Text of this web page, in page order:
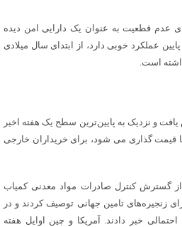
عدم قطعیت به عنوان یک دارایی امن دیده
عملکرد خوبی دارد، از ابتدای سال میلادی
۰.۱ درصد کاهش یافت و نزدیک به پایین‌ترین سطح یک هفته اخیر
قیمت گذاری می شود، برای خریداران خارجی
از گسترش کنترل صادرات مواد معدنی کمیاب
زنجیره‌های تامین جهانی توصیف کردند و در
خبر دادند. آمریکا و چین اوایل هفته